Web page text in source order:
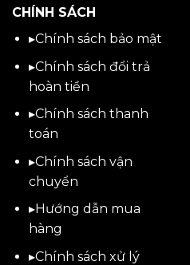
CHÍNH SÁCH
▸Chính sách bảo mật
▸Chính sách đổi trả
hoàn tiền
▸Chính sách thanh
toán
▸Chính sách vận
chuyển
▸Hướng dẫn mua
hàng
▸Chính sách xử lý